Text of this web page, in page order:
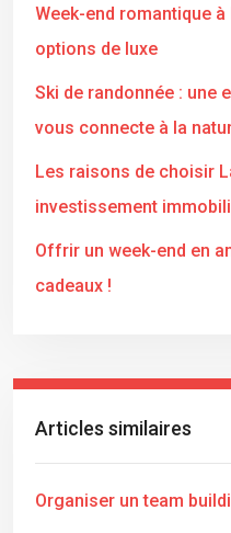
Week-end romantique
options de luxe
Ski de randonnée : une
vous connecte à la
Les raisons de choisir
investissement
Offrir un week-end en
cadeaux !
Articles similaires
Organiser un team